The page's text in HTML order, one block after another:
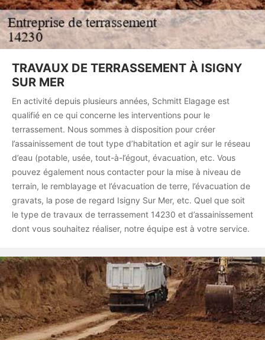
TRAVAUX DE TERRASSEMENT À ISIGNY
SUR MER
En activité depuis plusieurs années, Schmitt Elagage est
qualifié en ce qui concerne les interventions pour le
terrassement. Nous sommes à disposition pour créer
l’assainissement de tout type d’habitation et agir sur le réseau
d’eau (potable, usée, tout-à-l’égout, évacuation, etc. Vous
pouvez également nous contacter pour la mise à niveau de
terrain, le remblayage et l’évacuation de terre, l’évacuation de
gravats, la pose de regard Isigny Sur Mer, etc. Quel que soit
le type de travaux de terrassement 14230 et d’assainissement
dont vous souhaitez réaliser, notre équipe est à votre service.